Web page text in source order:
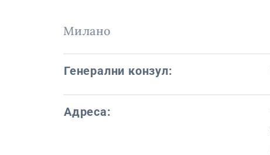
Милано
Генерални конзул:
Адреса: